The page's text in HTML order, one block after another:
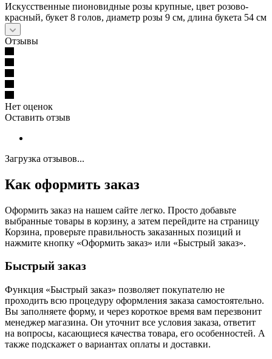
Искусственные пионовидные розы крупные, цвет розово-
красный, букет 8 голов, диаметр розы 9 см, длина букета 54 см
Отзывы
Нет оценок
Оставить отзыв
Загрузка отзывов...
Как оформить заказ
Оформить заказ на нашем сайте легко. Просто добавьте
выбранные товары в корзину, а затем перейдите на страницу
Корзина, проверьте правильность заказанных позиций и
нажмите кнопку «Оформить заказ» или «Быстрый заказ».
Быстрый заказ
Функция «Быстрый заказ» позволяет покупателю не
проходить всю процедуру оформления заказа самостоятельно.
Вы заполняете форму, и через короткое время вам перезвонит
менеджер магазина. Он уточнит все условия заказа, ответит
на вопросы, касающиеся качества товара, его особенностей. А
также подскажет о вариантах оплаты и доставки.